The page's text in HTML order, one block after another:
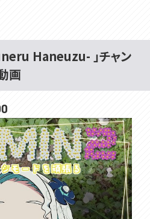
･･････
hanamori_design
GYARI_
Haneuzu- 」チャン
画